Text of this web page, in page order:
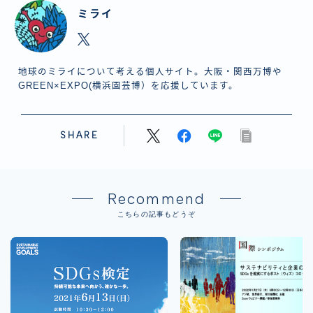
ミライ
地球のミライについて考える個人サイト。大阪・関西万博や
GREEN×EXPO(横浜園芸博）を応援しています。
SHARE
Recommend
こちらの記事もどうぞ